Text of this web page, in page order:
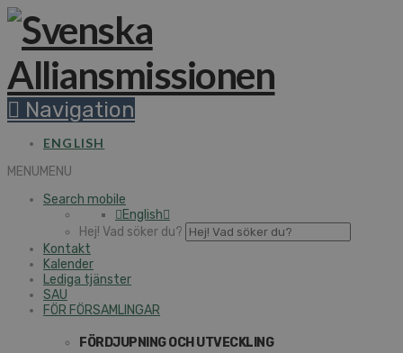
Navigation
ENGLISH
MENUMENU
Search mobile
English
Hej! Vad söker du?
Kontakt
Kalender
Lediga tjänster
SAU
FÖR FÖRSAMLINGAR
FÖRDJUPNING OCH UTVECKLING